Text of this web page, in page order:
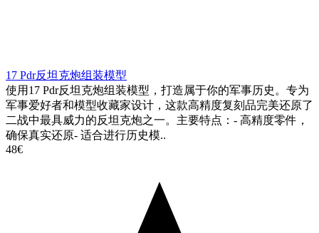
17 Pdr反坦克炮组装模型
使用17 Pdr反坦克炮组装模型，打造属于你的军事历史。专为
军事爱好者和模型收藏家设计，这款高精度复刻品完美还原了
二战中最具威力的反坦克炮之一。主要特点：- 高精度零件，
确保真实还原- 适合进行历史模..
48€